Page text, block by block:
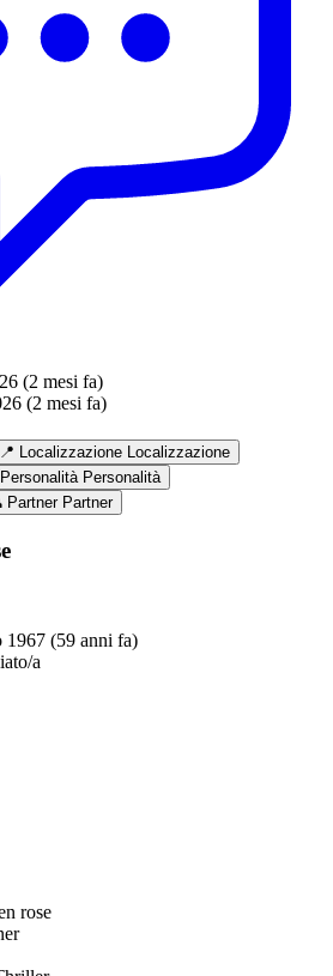
(2 mesi fa)
(2 mesi fa)
📍 Localizzazione Localizzazione
Personalità Personalità
Partner Partner
1967 (59 anni fa)
a
rose